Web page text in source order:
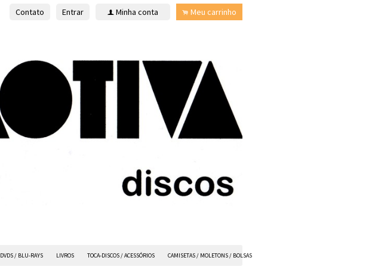
Contato Entrar f Minha conta . Meu carrinho
DVDS / BLU-RAYS LIVROS TOCA-DISCOS / ACESSÓRIOS CAMISETAS / MOLETONS / BOLSAS